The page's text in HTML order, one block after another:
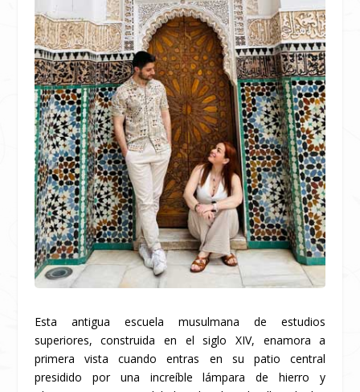
Esta antigua escuela musulmana de estudios
superiores, construida en el siglo XIV, enamora a
primera vista cuando entras en su patio central
presidido por una increíble lámpara de hierro y